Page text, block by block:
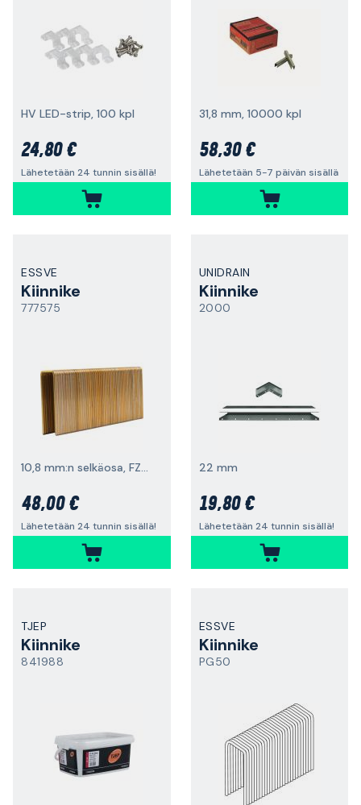
HV LED-strip, 100 kpl
24,80 €
Lähetetään 24 tunnin sisällä!
31,8 mm, 10000 kpl
58,30 €
Lähetetään 5-7 päivän sisällä
ESSVE
Kiinnike
777575
10,8 mm:n selkäosa, FZB, 2000 kpl
48,00 €
Lähetetään 24 tunnin sisällä!
UNIDRAIN
Kiinnike
2000
22 mm
19,80 €
Lähetetään 24 tunnin sisällä!
TJEP
Kiinnike
841988
ESSVE
Kiinnike
PG50